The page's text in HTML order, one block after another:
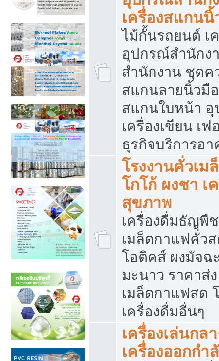
เครื่องสแกนนิ้
ไม้กั้นรถยนต์ เ
อุปกรณ์สำนักง
สำนักงาน ชุดค
สแกนลายนิ้วมื
สแกนใบหน้า
เครื่องเขียน เ
ธุรกิจบริการอ
โรงงานคั่วเม
โกโก้ ผงชา เ
สุขภาพ
เครื่องดื่มธัญพื
เมล็ดกาแฟคั่ว
โอติคส์ ผงมัจฉ
มะนาว ราคาส่
เมล็ดกาแฟสด
เครื่องดื่มอื่นๆ
เครื่องเล่นกล
เครื่องออกกำ